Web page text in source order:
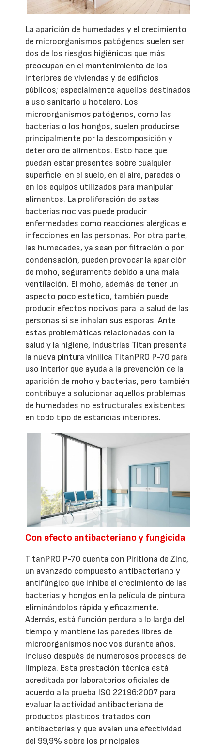
La aparición de humedades y el crecimiento
de microorganismos patógenos suelen ser
dos de los riesgos higiénicos que más
preocupan en el mantenimiento de los
interiores de viviendas y de edificios
públicos; especialmente aquellos destinados
a uso sanitario u hotelero. Los
microorganismos patógenos, como las
bacterias o los hongos, suelen producirse
principalmente por la descomposición y
deterioro de alimentos. Esto hace que
puedan estar presentes sobre cualquier
superficie: en el suelo, en el aire, paredes o
en los equipos utilizados para manipular
alimentos. La proliferación de estas
bacterias nocivas puede producir
enfermedades como reacciones alérgicas e
infecciones en las personas. Por otra parte,
las humedades, ya sean por filtración o por
condensación, pueden provocar la aparición
de moho, seguramente debido a una mala
ventilación. El moho, además de tener un
aspecto poco estético, también puede
producir efectos nocivos para la salud de las
personas si se inhalan sus esporas. Ante
estas problemáticas relacionadas con la
salud y la higiene, Industrias Titan presenta
la nueva pintura vinílica TitanPRO P-70 para
uso interior que ayuda a la prevención de la
aparición de moho y bacterias, pero también
contribuye a solucionar aquellos problemas
de humedades no estructurales existentes
en todo tipo de estancias interiores.
Con efecto antibacteriano y fungicida
TitanPRO P-70 cuenta con Piritiona de Zinc,
un avanzado compuesto antibacteriano y
antifúngico que inhibe el crecimiento de las
bacterias y hongos en la película de pintura
eliminándolos rápida y eficazmente.
Además, está función perdura a lo largo del
tiempo y mantiene las paredes libres de
microorganismos nocivos durante años,
incluso después de numerosos procesos de
limpieza. Esta prestación técnica está
acreditada por laboratorios oficiales de
acuerdo a la prueba ISO 22196:2007 para
evaluar la actividad antibacteriana de
productos plásticos tratados con
antibacterias y que avalan una efectividad
del 99,9% sobre los principales